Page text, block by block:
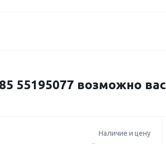
возможно вас
Наличие и цену